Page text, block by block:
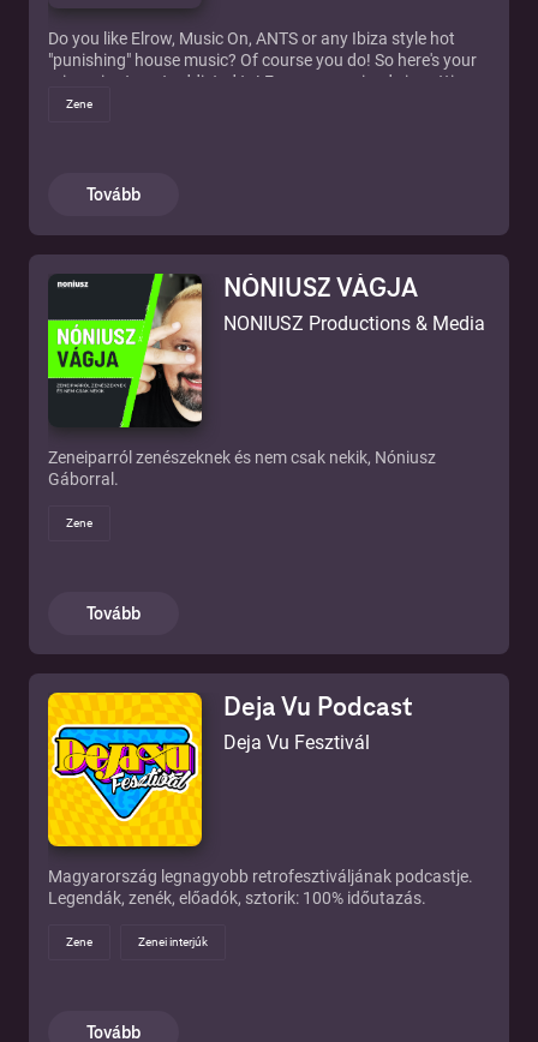
Do you like Elrow, Music On, ANTS or any Ibiza style hot
"punishing" house music? Of course you do! So here's your
mix series to get addicted to! Every new episode is getting
hotter and harder how you like it, so don't miss out any and
» News:https://instagram.com/special.issues
» Mixes:https://www.youtube.com/@special.issues
Zene
Tovább
NÓNIUSZ VÁGJA
NONIUSZ Productions & Media
Zeneiparról zenészeknek és nem csak nekik, Nóniusz
Gáborral.
Zene
Tovább
Deja Vu Podcast
Deja Vu Fesztivál
Magyarország legnagyobb retrofesztiváljának podcastje.
Legendák, zenék, előadók, sztorik: 100% időutazás.
Zene Zenei interjúk
Tovább